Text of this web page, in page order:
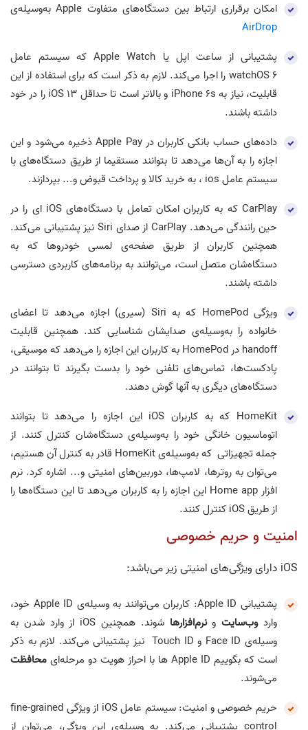
امکان برقراری ارتباط بین دستگاه‌های متفاوت Apple به‌وسیله‌ی
AirDrop
پشتیبانی از ساعت اپل یا Apple Watch که سیستم عامل
watchOS 6 را اجرا می‌کند. لازم به ذکر است که برای استفاده از این
قابلیت، نیاز به iPhone 6s و بالاتر است تا حداقل iOS 13 را در خود
داشته باشند.
داده‌های حساب بانکی کاربران در Apple Pay ذخیره می‌شود و این
اجازه را به آن‌ها می‌دهد تا بتوانند مستقیما از طریق دستگاه‌های با
سیستم عامل ios ، به خرید کالا و پرداخت قبوض و... بپردازند.
CarPlay که به کاربران امکان تعامل با دستگاه‌های iOS ای را در
حین رانندگی می‌دهد. CarPlay از صدای Siri نیز پشتیبانی می‌کند.
همچنین کاربران از طریق صفحه‌ی لمسی خودروها که به
دستگاه‌شان متصل است، می‌توانند به برنامه‌های کاربردی دسترسی
داشته باشند.
ویژگی HomePod که به Siri (سیری) اجازه می‌دهد تا اعضای
خانواده را به‌وسیله‌ی صدایشان شناسایی کند. همچنین قابلیت
handoff در HomePod به کاربران این اجازه را می‌دهد که موسیقی،
پادکست‌ها، تماس‌های تلفنی خود را بدست بگیرند تا بتوانند در
دستگاه‌های دیگری به آنها گوش دهند.
HomeKit که به کاربران iOS این اجازه را می‌دهد تا بتوانند
اتوماسیون خانگی خود را به‌وسیله‌ی دستگاه‌شان کنترل کنند. از
جمله تجهیزاتی که به‌وسیله‌ی HomeKit قادر به کنترل آن هستیم،
می‌توان به روترها، لامپ‌ها، دوربین‌های امنیتی و... اشاره کرد. نرم
افزار Home app این اجازه را به کاربران می‌دهد تا این دستگاه‌ها را
از طریق iOS کنترل کنند.
امنیت و حریم خصوصی
iOS دارای ویژگی‌های امنیتی زیر می‌باشد:
پشتیبانی Apple ID: کاربران می‌توانند به وسیله‌ی Apple ID خود،
واردوب‌سایتونرم‌افزارها
شوند. همچنین iOS از وارد شدن به
وسیله‌ی Face ID و Touch ID نیز پشتیبانی می‌کند. لازم به ذکر
است که بگوییم Apple ID ها با احراز هویت دو مرحله‌ای
محافظت
می‌شوند.
حریم خصوصی و امنیت: سیستم عامل iOS از ویژگی fine-grained
control پشتیبانی می‌کند. به وسیله‌ی این ویژگی، می‌توان از